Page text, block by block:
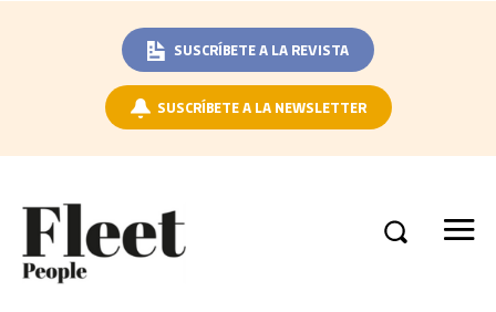
SUSCRÍBETE A LA REVISTA
SUSCRÍBETE A LA NEWSLETTER